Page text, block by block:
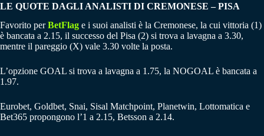
LE QUOTE DAGLI ANALISTI DI CREMONESE – PISA
Favorito perBetFlag e i suoi analisti è la Cremonese, la cui vittoria (1)
è bancata a 2.15, il successo del Pisa (2) si trova a lavagna a 3.30,
mentre il pareggio (X) vale 3.30 volte la posta.
L’opzione GOAL si trova a lavagna a 1.75, la NOGOAL è bancata a
1.97.
Eurobet, Goldbet, Snai, Sisal Matchpoint, Planetwin, Lottomatica e
Bet365 propongono l’1 a 2.15, Betsson a 2.14.